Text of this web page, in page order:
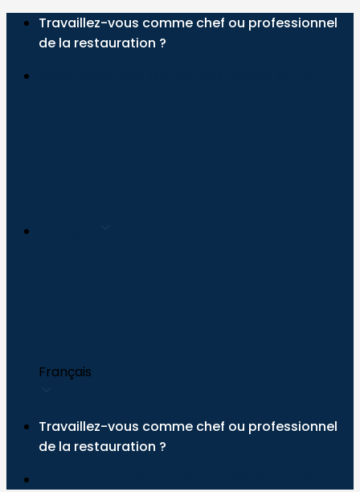
PasserTravaillez-vous comme chef ou professionnel
de la restauration ?
Français
Travaillez-vous comme chef ou professionnel
de la restauration ?